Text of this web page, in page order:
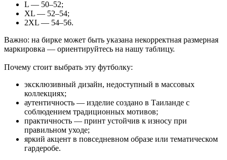
L — 50–52;
XL — 52–54;
2XL — 54–56.
Важно: на бирке может быть указана некорректная размерная
маркировка — ориентируйтесь на нашу таблицу.
Почему стоит выбрать эту футболку:
эксклюзивный дизайн, недоступный в массовых
коллекциях;
аутентичность — изделие создано в Таиланде с
соблюдением традиционных мотивов;
практичность — принт устойчив к износу при
правильном уходе;
яркий акцент в повседневном образе или тематическом
гардеробе.